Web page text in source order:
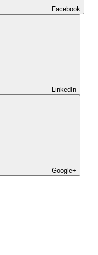
Facebook
LinkedIn
Google+